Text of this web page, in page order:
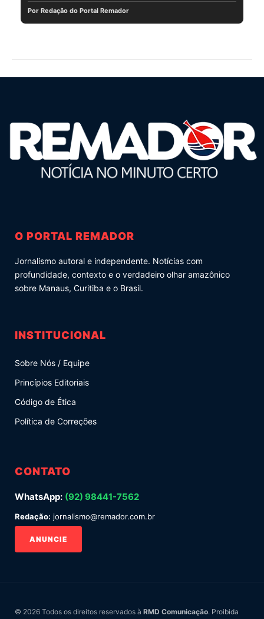
Por Redação do Portal Remador
O PORTAL REMADOR
Jornalismo autoral e independente. Notícias com
profundidade, contexto e o verdadeiro olhar amazônico
sobre Manaus, Curitiba e o Brasil.
INSTITUCIONAL
Sobre Nós / Equipe
Princípios Editoriais
Código de Ética
Política de Correções
CONTATO
WhatsApp: (92) 98441-7562
Redação: jornalismo@remador.com.br
ANUNCIE
© 2026 Todos os direitos reservados à RMD Comunicação. Proibida